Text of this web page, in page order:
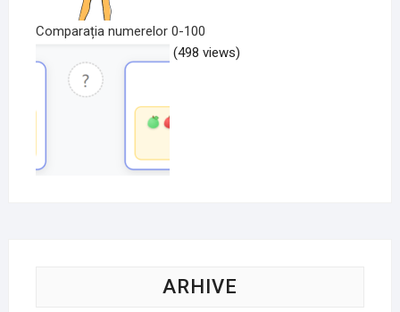
Comparația numerelor 0-100
(498 views)
ARHIVE